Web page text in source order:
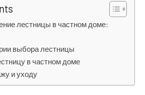
лестницы в частном доме:
выбора лестницы
в частном доме
и уходу